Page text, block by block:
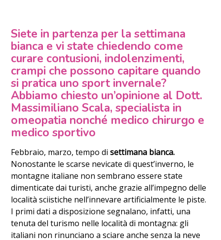
Siete in partenza per la settimana
bianca e vi state chiedendo come
curare contusioni, indolenzimenti,
crampi che possono capitare quando
si pratica uno sport invernale?
Abbiamo chiesto un’opinione al Dott.
Massimiliano Scala, specialista in
omeopatia nonché medico chirurgo e
medico sportivo
Febbraio, marzo, tempo di settimana bianca.
Nonostante le scarse nevicate di quest’inverno, le
montagne italiane non sembrano essere state
dimenticate dai turisti, anche grazie all’impegno delle
località sciistiche nell’innevare artificialmente le piste.
I primi dati a disposizione segnalano, infatti, una
tenuta del turismo nelle località di montagna: gli
italiani non rinunciano a sciare anche senza la neve